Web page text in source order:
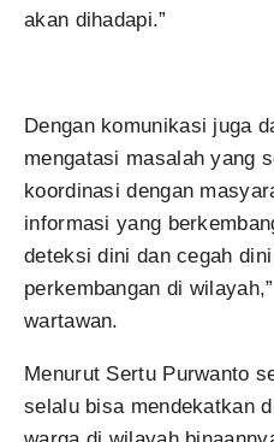
akan dihadapi.”
Dengan komunikasi juga
mengatasi masalah yang
koordinasi dengan
informasi yang
deteksi dini dan cegah
perkembangan di
wartawan.
Menurut Sertu Purwanto
selalu bisa mendekatkan